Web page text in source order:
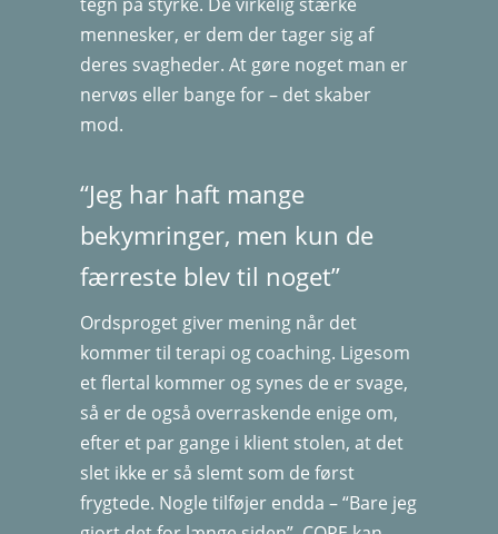
mennesker, er dem der tager sig af
deres svagheder. At gøre noget man er
nervøs eller bange for – det skaber
mod.
“Jeg har haft mange
bekymringer, men kun de
færreste blev til noget”
Ordsproget giver mening når det
kommer til terapi og coaching. Ligesom
et flertal kommer og synes de er svage,
så er de også overraskende enige om,
efter et par gange i klient stolen, at det
slet ikke er så slemt som de først
frygtede. Nogle tilføjer endda – “Bare jeg